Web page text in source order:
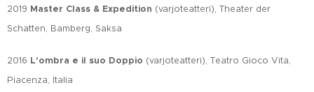
2019 Master Class & Expedition (varjoteatteri), Theater der
Schatten, Bamberg, Saksa
2016 L'ombra e il suo Doppio (varjoteatteri), Teatro Gioco Vita,
Piacenza, Italia